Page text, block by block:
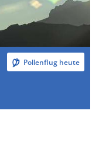
Pollenflug heute